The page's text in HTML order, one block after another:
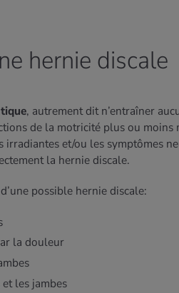
hernie discale
, autrement dit n’entraîner
de la motricité plus ou moins
et/ou les symptômes
la hernie discale.
possible hernie discale:
la douleur
les jambes